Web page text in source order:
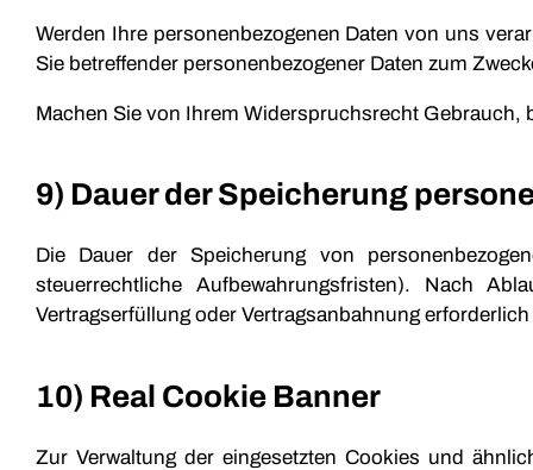
Werden Ihre personenbezogenen Daten von uns
Sie betreffender personenbezogener Daten zum
Machen Sie von Ihrem Widerspruchsrecht Gebrauch,
9) Dauer der Speicherung
Die Dauer der Speicherung von
steuerrechtliche Aufbewahrungsfristen). Nach
Vertragserfüllung oder Vertragsanbahnung
10) Real Cookie Banner
Zur Verwaltung der eingesetzten Cookies und